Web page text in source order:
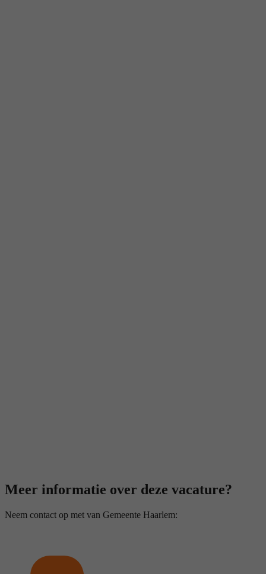
Meer informatie over deze vacature?
Neem contact op met van Gemeente Haarlem: